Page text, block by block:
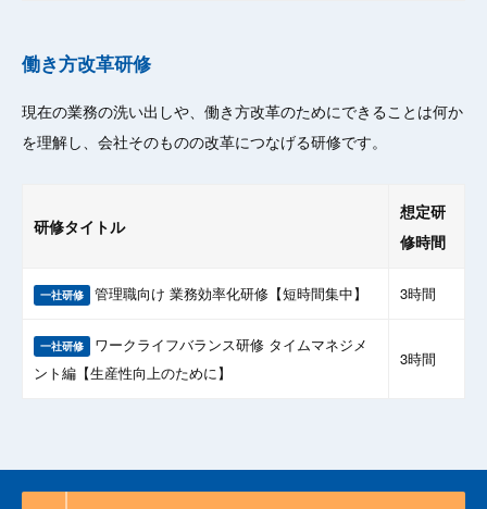
働き方改革研修
現在の業務の洗い出しや、働き方改革のためにできることは何か
を理解し、会社そのものの改革につなげる研修です。
研修タイトル
想定研
修時間
一社研修 管理職向け 業務効率化研修【短時間集中】 3時間
一社研修 ワークライフバランス研修 タイムマネジメ
ント編【生産性向上のために】
3時間